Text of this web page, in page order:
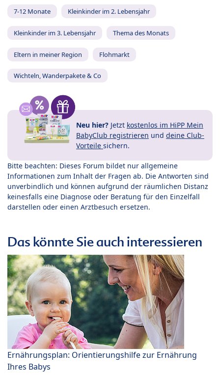
7-12 Monate Kleinkinder im 2. Lebensjahr
Kleinkinder im 3. Lebensjahr Thema des Monats
Eltern in meiner Region Flohmarkt
Wichteln, Wanderpakete & Co
Neu hier? Jetzt kostenlos im HiPP Mein
BabyClub registrieren und deine Club-
Vorteile sichern.
Bitte beachten: Dieses Forum bildet nur allgemeine
Informationen zum Inhalt der Fragen ab. Die Antworten sind
unverbindlich und können aufgrund der räumlichen Distanz
keinesfalls eine Diagnose oder Beratung für den Einzelfall
darstellen oder einen Arztbesuch ersetzen.
Das könnte Sie auch interessieren
Ernährungsplan: Orientierungshilfe zur Ernährung
Ihres Babys